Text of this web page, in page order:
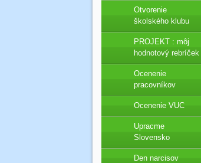
Otvorenie
školského klubu
PROJEKT : môj
hodnotový rebríček
Ocenenie
pracovníkov
Ocenenie VUC
Upracme
Slovensko
Den narcisov